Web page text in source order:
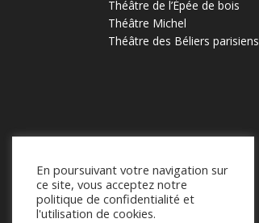
Théâtre de l’Épée de bois
Théâtre Michel
Théâtre des Béliers parisiens
En poursuivant votre navigation sur
ce site, vous acceptez notre
politique de confidentialité et
l'utilisation de cookies.